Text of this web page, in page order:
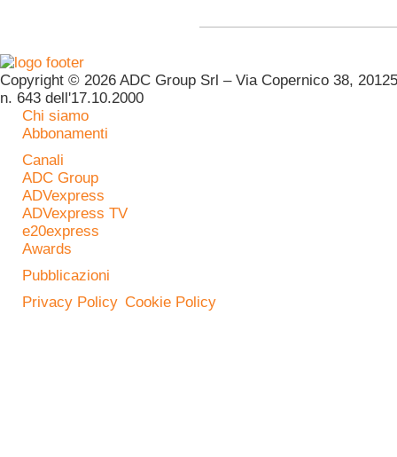
Copyright © 2026 ADC Group Srl – Via Copernico 38,
n. 643 dell'17.10.2000
Chi siamo
Abbonamenti
Canali
ADC Group
ADVexpress
ADVexpress TV
e20express
Awards
Pubblicazioni
Privacy Policy Cookie Policy